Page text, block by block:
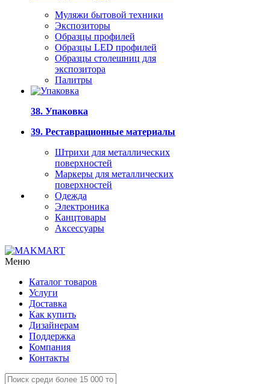
Муляжи бытовой техники
Экспозиторы
Образцы профилей
Образцы LED профилей
Образцы столешниц для
экспозитора
Палитры
38. Упаковка
39. Реставрационные материалы
Штрихи для металлических
поверхностей
Маркеры для металлических
поверхностей
Одежда
Электроника
Канцтовары
Аксессуары
Меню
Каталог товаров
Услуги
Доставка
Как купить
Дизайнерам
Поддержка
Компания
Контакты